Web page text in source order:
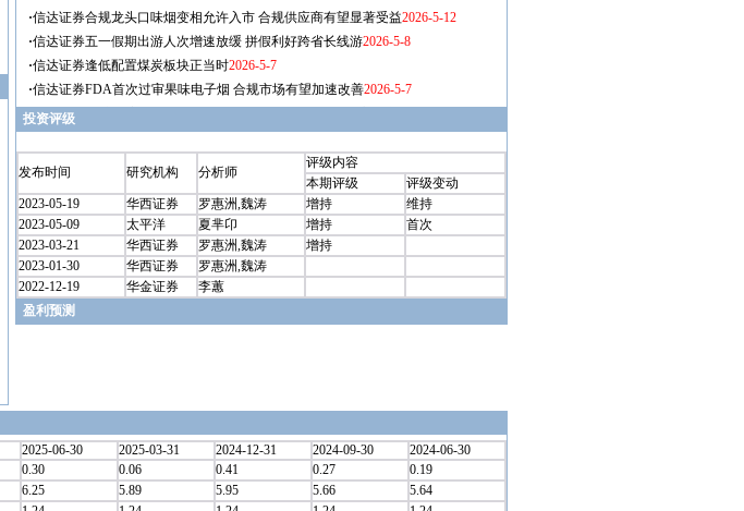
投资评级
发布时间 研究机构 分析师
评级内容
本期评级
评级变动
2023-05-19
华西证券 罗惠洲,魏涛 增持
维持
2023-05-09
太平洋 夏芈卬 增持
首次
2023-03-21
华西证券 罗惠洲,魏涛
增持
2023-01-30
华西证券
罗惠洲,魏涛
2022-12-19
华金证券
李蕙
盈利预测
2025-06-30 2025-03-31 2024-12-31 2024-09-30
2024-06-30
0.30 0.06 0.41 0.27
0.19
6.25 5.89 5.95 5.66
5.64